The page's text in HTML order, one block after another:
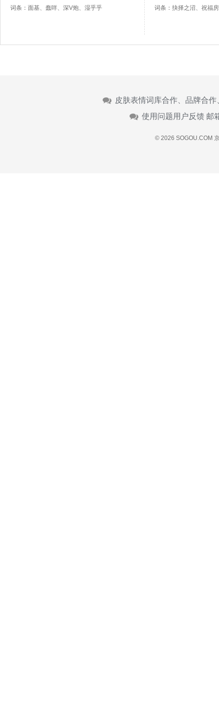
词条：面基、蠢咩、深V炮、湿乎乎 词条：抉择之沼、祝福
皮肤表情词库合作、品牌合
使用问题用户反馈 邮
© 2026 SOGOU.COM